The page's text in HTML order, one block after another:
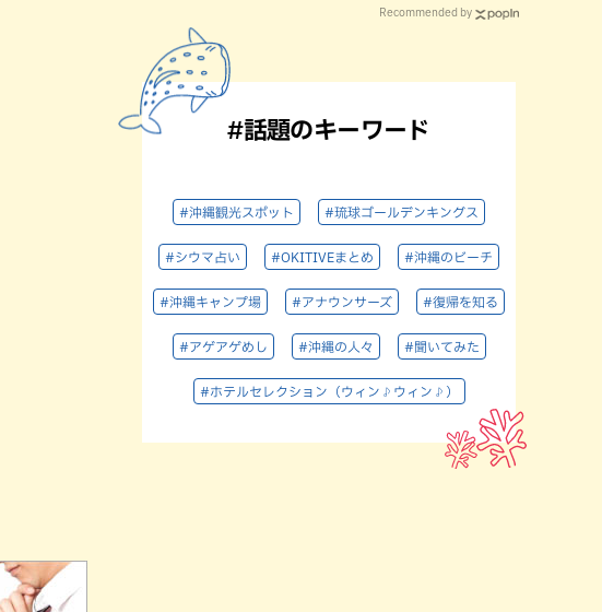
Recommended by
#話題のキーワード
#沖縄観光スポット #琉球ゴールデンキングス
#シウマ占い #OKITIVEまとめ #沖縄のビーチ
#沖縄キャンプ場 #アナウンサーズ #復帰を知る
#アゲアゲめし #沖縄の人々 #聞いてみた
#ホテルセレクション（ウィン♪ウィン♪）